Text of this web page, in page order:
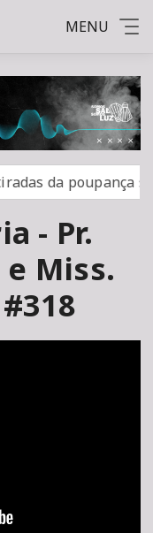
MENU
da poupança
- Pr.
Miss.